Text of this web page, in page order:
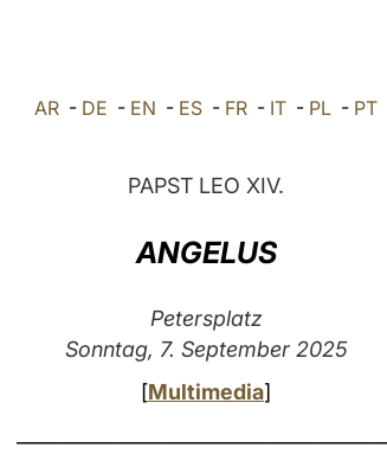
AR - DE - EN - ES - FR - IT - PL - PT
PAPST LEO XIV.
ANGELUS
Petersplatz
Sonntag, 7. September 2025
[Multimedia]